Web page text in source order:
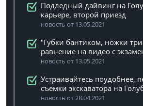
Подледный дайвинг на
карьере, второй приезд
новость от 13.05.2021
"Губки бантиком, ножки
равнение на видео с
новость от 13.05.2021
Устраивайтесь поудобнее,
съемки экскаватора на
новость от 28.04.2021